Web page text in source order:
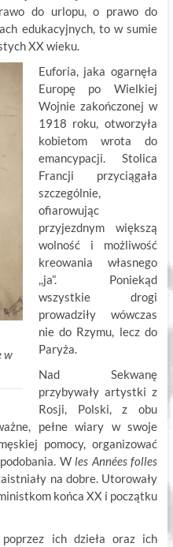
do urlopu, o prawo do
edukacyjnych, to w sumie
XX wieku.
w
Euforia, jaka ogarnęła
Europę po Wielkiej
Wojnie zakończonej w
1918 roku, otworzyła
kobietom wrota do
emancypacji. Stolica
Francji przyciągała
szczególnie,
ofiarowując
przyjezdnym większą
wolność i możliwość
kreowania własnego
,,ja”. Poniekąd
wszystkie drogi
prowadziły wówczas
nie do Rzymu, lecz do
Paryża.
Nad Sekwanę
przybywały artystki z
Rosji, Polski, z obu
pełne wiary w swoje
pomocy, organizować
Wles Années folles
na dobre. Utorowały
końca XX i początku
ich dzieła oraz ich